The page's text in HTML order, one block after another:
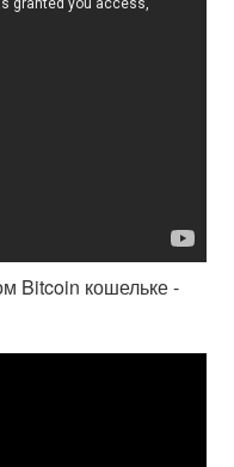
Bitcoin кошельке -